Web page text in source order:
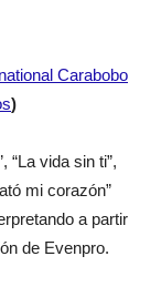
Carabobo
)
“La vida sin ti”,
mi corazón”
a partir
de Evenpro.